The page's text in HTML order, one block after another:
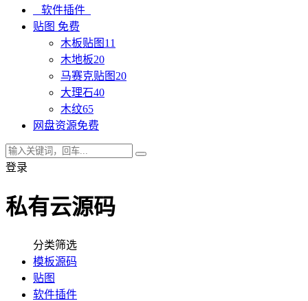
软件插件
贴图 免费
木板贴图 11
木地板20
马赛克贴图 20
大理石40
木纹65
网盘资源免费
登录
私有云源码
分类筛选
模板源码
贴图
软件插件